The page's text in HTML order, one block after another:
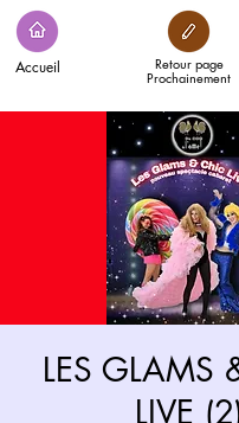
Accueil
Retour page
Prochainement
LES GLAMS
LIVE